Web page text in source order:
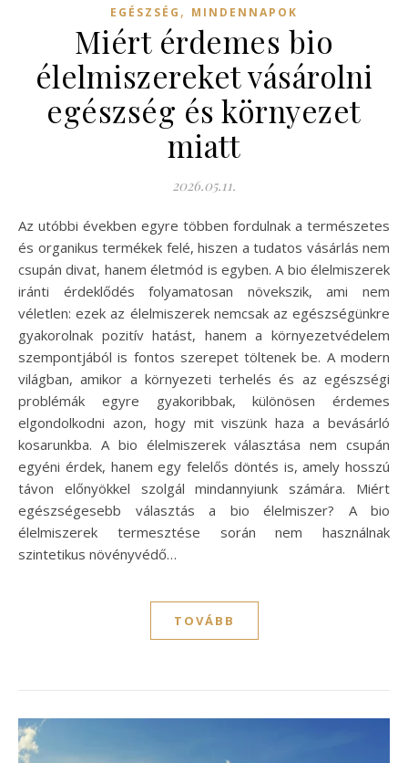
EGÉSZSÉG , MINDENNAPOK
Miért érdemes bio
élelmiszereket vásárolni
egészség és környezet
miatt
2026.05.11.
Az utóbbi években egyre többen fordulnak a természetes
és organikus termékek felé, hiszen a tudatos vásárlás nem
csupán divat, hanem életmód is egyben. A bio élelmiszerek
iránti érdeklődés folyamatosan növekszik, ami nem
véletlen: ezek az élelmiszerek nemcsak az egészségünkre
gyakorolnak pozitív hatást, hanem a környezetvédelem
szempontjából is fontos szerepet töltenek be. A modern
világban, amikor a környezeti terhelés és az egészségi
problémák egyre gyakoribbak, különösen érdemes
elgondolkodni azon, hogy mit viszünk haza a bevásárló
kosarunkba. A bio élelmiszerek választása nem csupán
egyéni érdek, hanem egy felelős döntés is, amely hosszú
távon előnyökkel szolgál mindannyiunk számára. Miért
egészségesebb választás a bio élelmiszer? A bio
élelmiszerek termesztése során nem használnak
szintetikus növényvédő…
TOVÁBB